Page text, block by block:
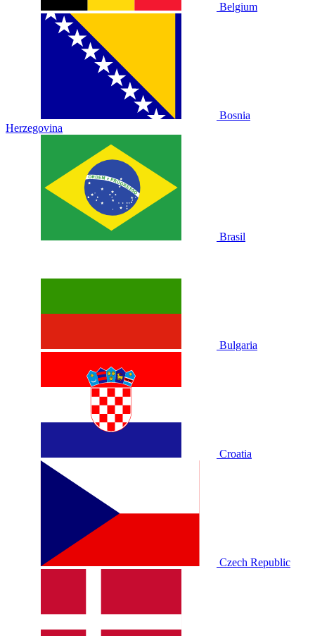
Belgium
Bosnia
Herzegovina
Brasil
Bulgaria
Croatia
Czech Republic